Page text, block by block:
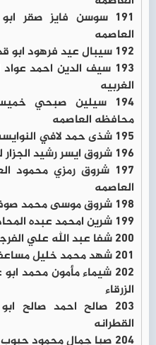
191 سوسن فايز صقر
العاصمه
192 سيبال عيد فرهود ابو قديرى الاغوار الجنوبيه
193 سيف الدين احمد
الغربيه
194 سيلين صبحي
محافظه العاصمه
195 شذى حمد لافي النوايسه لواء المزار الجنوبي
196 شروق ايسر رشيد الجزار لواء قصبه اربد/محافظه اربد
197 شروق رمزي محمود
العاصمه
198 شروق موسى محمد صوفان الرصيفه
199 شرين امحمد عبده المحادين السلط/لواء قصبه السلط
200 شفا عبد الله علي الفرجات العزازمه الاغوار الجنوبيه
201 شهد محمد خليل مساعفه عين الباشا
202 شيماء مأمون محمد
الزرقاء
203 صالح احمد صالح
القطرانه